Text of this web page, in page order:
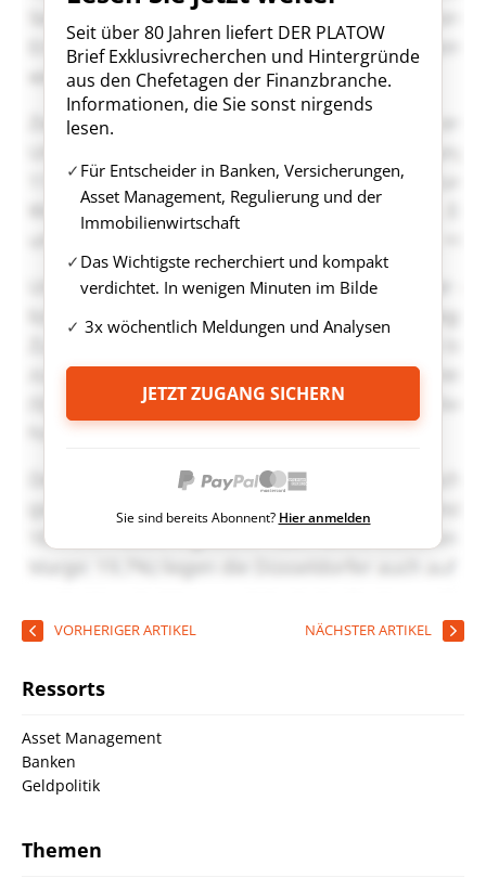
Seit über 80 Jahren liefert DER PLATOW
Brief Exklusivrecherchen und Hintergründe
aus den Chefetagen der Finanzbranche.
Informationen, die Sie sonst nirgends
lesen.
Für Entscheider in Banken, Versicherungen,
Asset Management, Regulierung und der
Immobilienwirtschaft
Das Wichtigste recherchiert und kompakt
verdichtet. In wenigen Minuten im Bilde
3x wöchentlich Meldungen und Analysen
JETZT ZUGANG SICHERN
Sie sind bereits Abonnent? Hier anmelden
VORHERIGER ARTIKEL NÄCHSTER ARTIKEL
Ressorts
Asset Management
Banken
Geldpolitik
Themen